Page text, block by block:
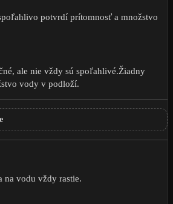
potvrdí prítomnosť a množstvo
ale nie vždy sú spoľahlivé.Žiadny
vody v podloží.
na vodu vždy rastie.